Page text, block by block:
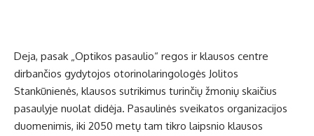
Deja, pasak „Optikos pasaulio“ regos ir klausos centre
dirbančios gydytojos otorinolaringologės Jolitos
Stankūnienės, klausos sutrikimus turinčių žmonių skaičius
pasaulyje nuolat didėja. Pasaulinės sveikatos organizacijos
duomenimis, iki 2050 metų tam tikro laipsnio klausos